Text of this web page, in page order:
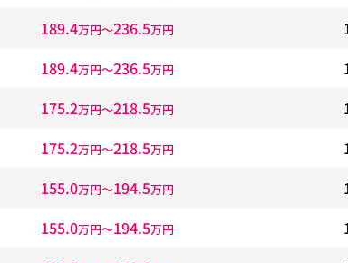
189.4万円〜236.5万円
189.4万円〜236.5万円
175.2万円〜218.5万円
175.2万円〜218.5万円
155.0万円〜194.5万円
155.0万円〜194.5万円